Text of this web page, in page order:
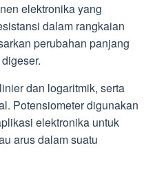
elektronika yang
dalam rangkaian
perubahan panjang
dan logaritmik, serta
Potensiometer digunakan
elektronika untuk
arus dalam suatu